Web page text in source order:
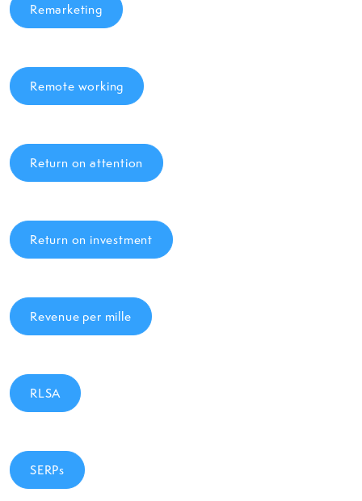
Remarketing
Remote working
Return on attention
Return on investment
Revenue per mille
RLSA
SERPs